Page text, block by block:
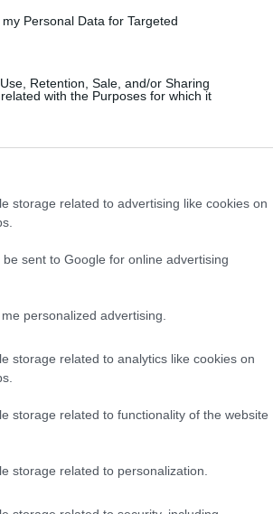
Personal Data for Targeted
Retention, Sale, and/or Sharing
with the Purposes for which it
storage related to advertising like cookies on
sent to Google for online advertising
personalized advertising.
storage related to analytics like cookies on
storage related to functionality of the website
storage related to personalization.